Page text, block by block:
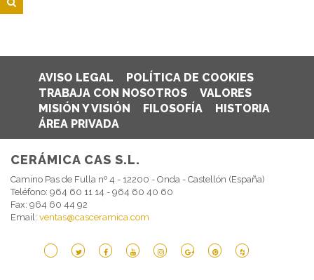
AVISO LEGAL
POLÍTICA DE COOKIES
TRABAJA CON NOSOTROS
VALORES
MISIÓN Y VISIÓN
FILOSOFÍA
HISTORIA
ÁREA PRIVADA
CERÁMICA CAS S.L.
Camino Pas de Fulla nº 4 - 12200 - Onda - Castellón (España)
Teléfono: 964 60 11 14 - 964 60 40 60
Fax: 964 60 44 92
Email: ventas@casceramica.com